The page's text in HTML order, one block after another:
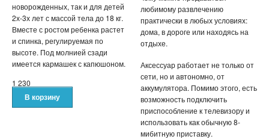
ТВ ПРИСТАВКИ
КАРАОКЕ МИКРОФОНЫ
ОЧКИ ВИРТУАЛЬНОЙ РЕАЛЬНОСТИ
КОЖГАЛАНТЕРЕЯ
новорожденных, так и для детей
2х-3х лет с массой тела до 18 кг.
Вместе с ростом ребенка растет
и спинка, регулируемая по
высоте. Под молнией сзади
имеется кармашек с капюшоном.
1 230
любимому развлечению
практически в любых условиях:
дома, в дороге или находясь на
отдыхе.
Аксессуар работает не только от
сети, но и автономно, от
аккумулятора. Помимо этого, есть
возможность подключить
приспособление к телевизору и
использовать как обычную 8-
мибитную приставку.